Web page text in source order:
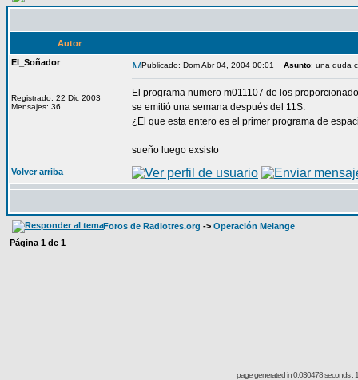
Autor
El_Soñador
Registrado: 22 Dic 2003
Mensajes: 36
Publicado: Dom Abr 04, 2004 00:01 Asunto: una duda
El programa numero m011107 de los
se emitió una semana después del 11S.
¿El que esta entero es el primer programa de
sueño luego exsisto
Volver arriba
Foros de Radiotres.org -> Operación Melange
Página 1 de 1
page generated in 0.030478 seconds :